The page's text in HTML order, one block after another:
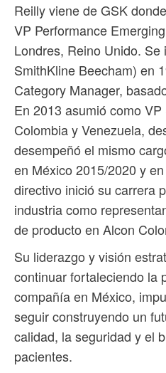
Reilly viene de GSK
VP Performance
Londres, Reino Unido.
SmithKline Beecham) en
Category Manager,
En 2013 asumió como
Colombia y Venezuela,
desempeñó el mismo
en México 2015/2020 y
directivo inició su carrera
industria como
de producto en Alcon
Su liderazgo y visión
continuar fortaleciendo la
compañía en México,
seguir construyendo un
calidad, la seguridad y el
pacientes.